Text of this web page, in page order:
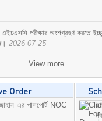
পরীক্ষার অংশগ্রহণ করতে ইচ্ছুক
2026-07-25
View more
এর পাসপোর্ট NOC